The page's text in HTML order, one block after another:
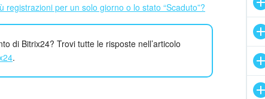
registrazioni per un solo giorno o lo stato “Scaduto”?
di Bitrix24? Trovi tutte le risposte nell’articolo
.